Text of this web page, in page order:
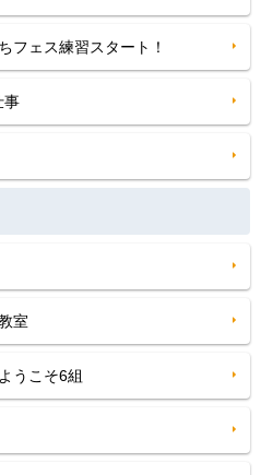
フェス練習スタート！
事
室
うこそ6組